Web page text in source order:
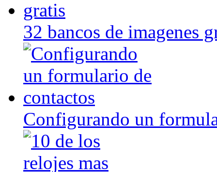
32 bancos de imagenes
Configurando un